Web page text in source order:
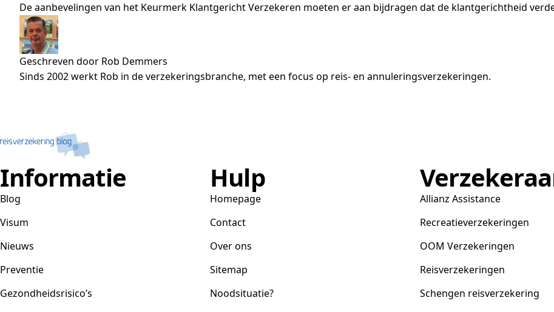
De aanbevelingen van het Keurmerk Klantgericht Verzekeren moeten er aan bijdragen dat de klantgerichtheid
Geschreven door Rob Demmers
Sinds 2002 werkt Rob in de verzekeringsbranche, met een focus op reis- en annuleringsverzekeringen.
Informatie
Blog
Visum
Nieuws
Preventie
Gezondheidsrisico’s
Hulp
Homepage
Contact
Over ons
Sitemap
Noodsituatie?
Allianz Assistance
Recreatieverzekeringen
OOM Verzekeringen
Reisverzekeringen
Schengen reisverzekering